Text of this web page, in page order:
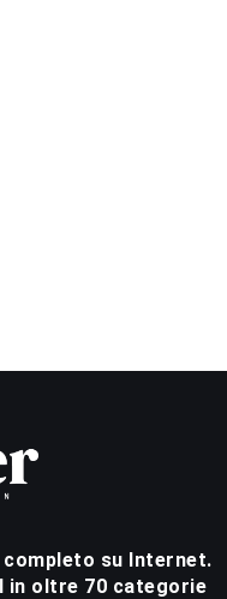
su Internet.
in oltre 70 categorie